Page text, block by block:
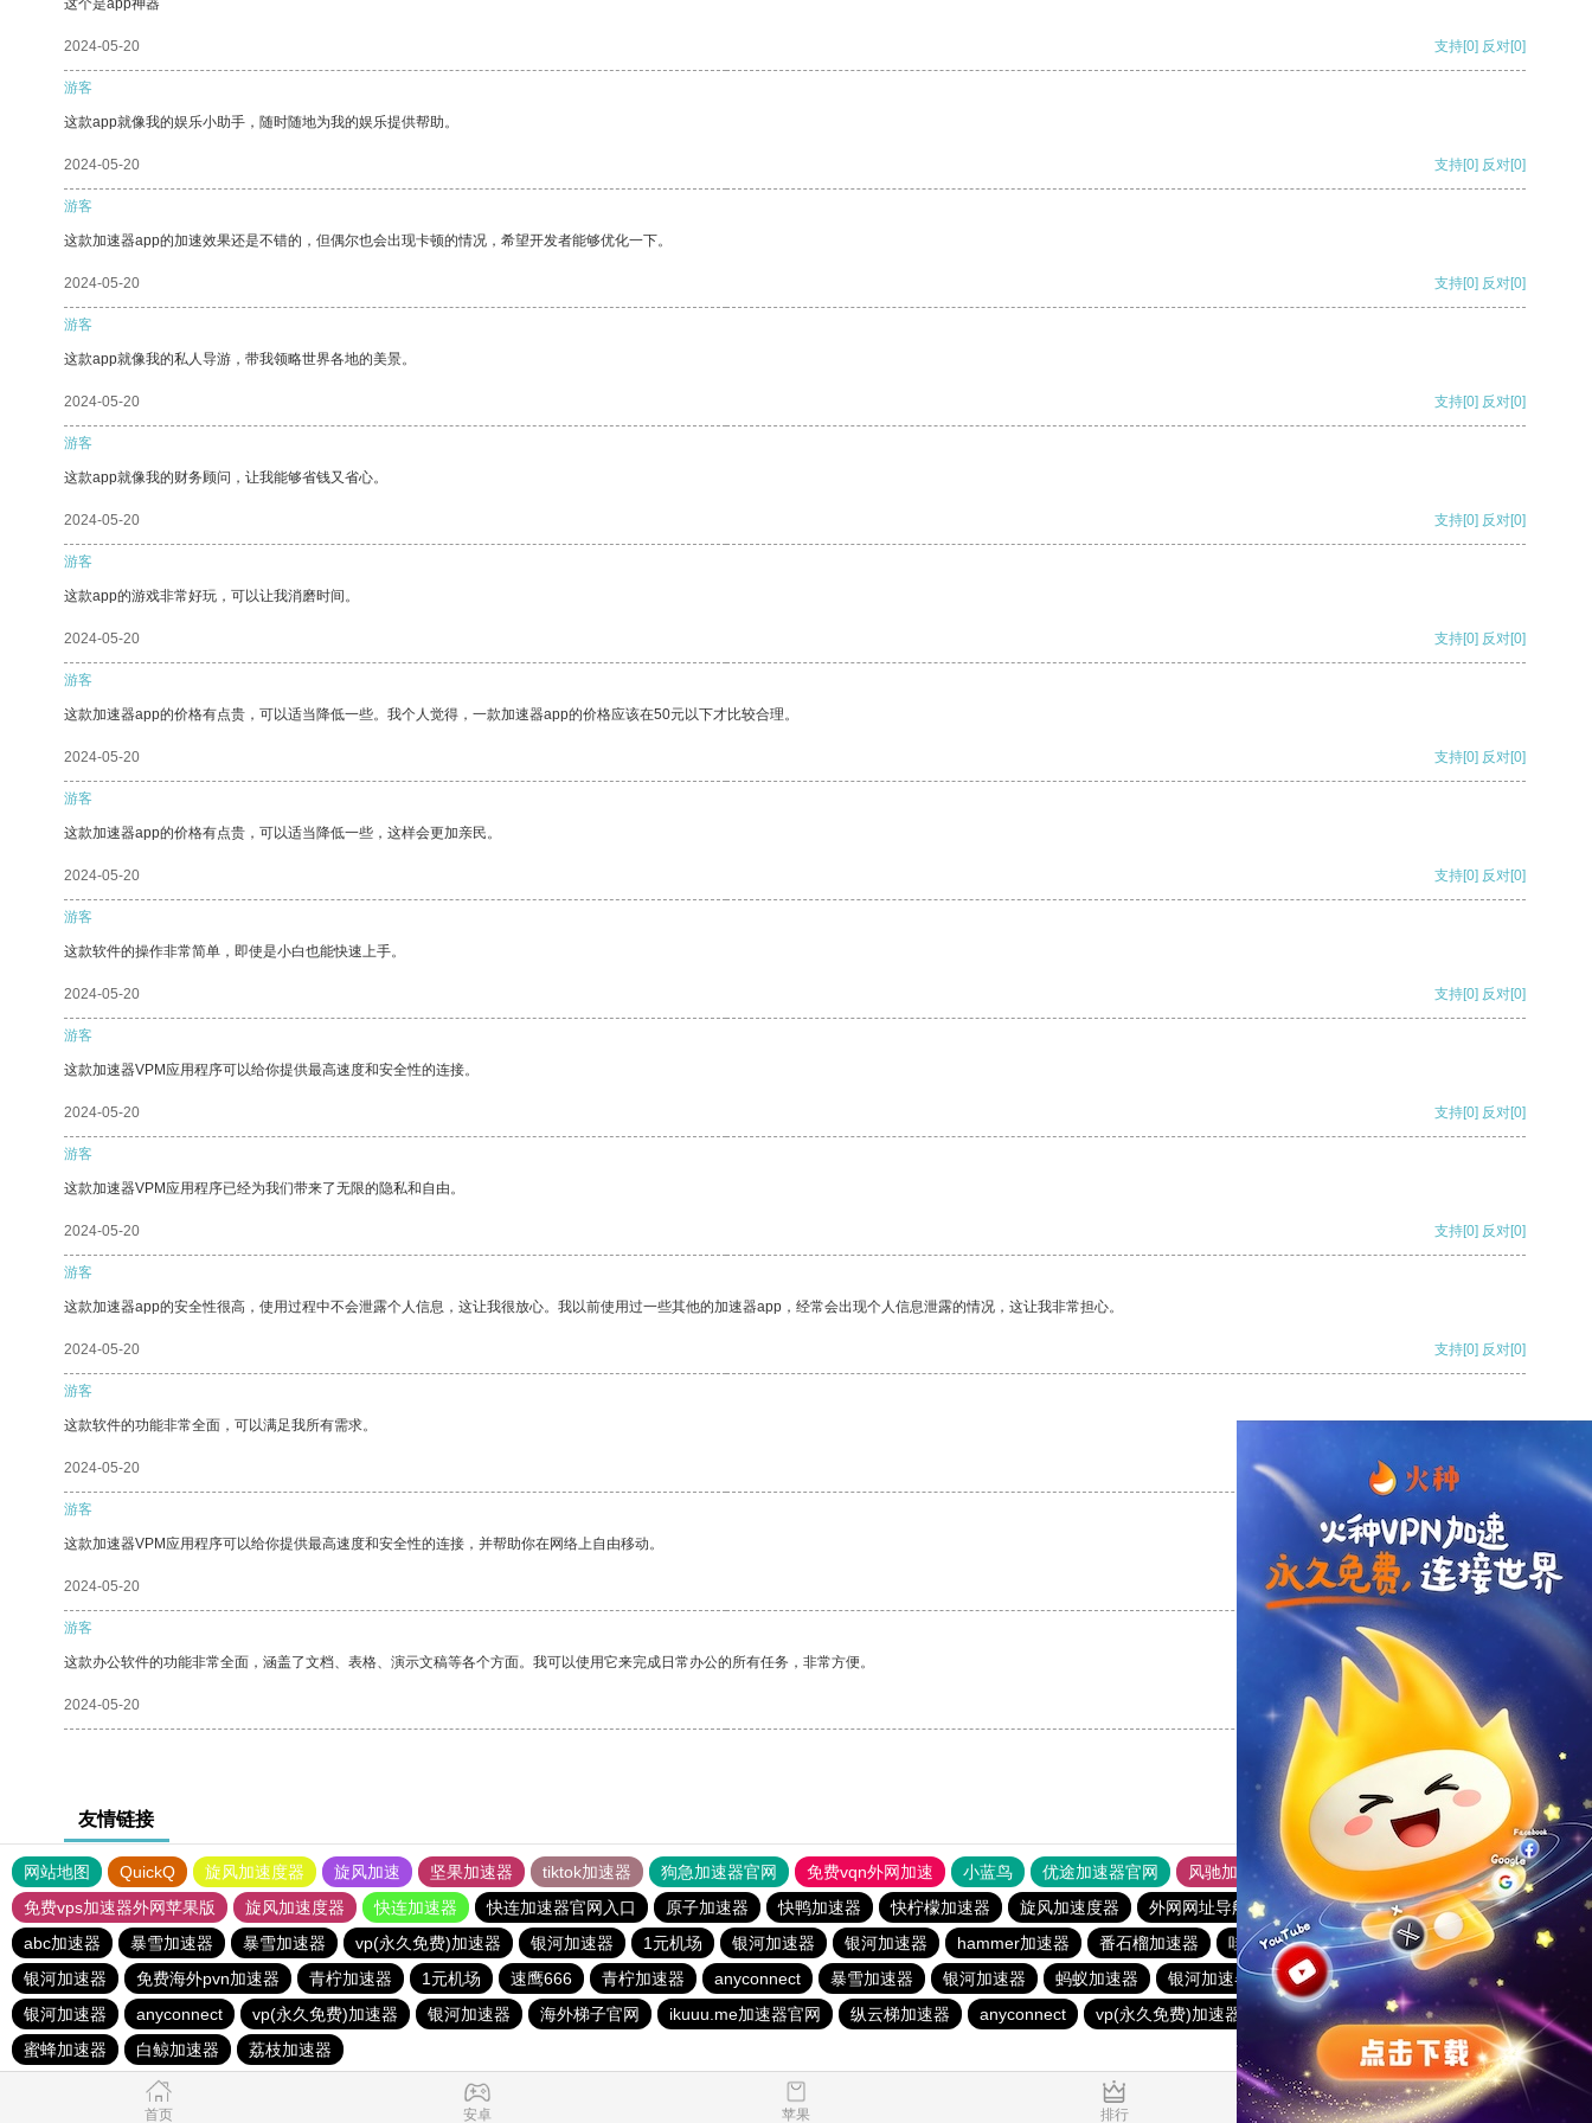
这个是app神器
2024-05-20 支持[0] 反对[0]
游客
这款app就像我的娱乐小助手，随时随地为我的娱乐提供帮助。
2024-05-20 支持[0] 反对[0]
游客
这款加速器app的加速效果还是不错的，但偶尔也会出现卡顿的情况，希望开发者能够优化一下。
2024-05-20 支持[0] 反对[0]
游客
这款app就像我的私人导游，带我领略世界各地的美景。
2024-05-20 支持[0] 反对[0]
游客
这款app就像我的财务顾问，让我能够省钱又省心。
2024-05-20 支持[0] 反对[0]
游客
这款app的游戏非常好玩，可以让我消磨时间。
2024-05-20 支持[0] 反对[0]
游客
这款加速器app的价格有点贵，可以适当降低一些。我个人觉得，一款加速器app的价格应该在50元以下才比较合理。
2024-05-20 支持[0] 反对[0]
游客
这款加速器app的价格有点贵，可以适当降低一些，这样会更加亲民。
2024-05-20 支持[0] 反对[0]
游客
这款软件的操作非常简单，即使是小白也能快速上手。
2024-05-20 支持[0] 反对[0]
游客
这款加速器VPM应用程序可以给你提供最高速度和安全性的连接。
2024-05-20 支持[0] 反对[0]
游客
这款加速器VPM应用程序已经为我们带来了无限的隐私和自由。
2024-05-20 支持[0] 反对[0]
游客
这款加速器app的安全性很高，使用过程中不会泄露个人信息，这让我很放心。我以前使用过一些其他的加速器app，经常会出现个人信息泄露的情况，这让我非常担心。
2024-05-20 支持[0] 反对[0]
游客
这款软件的功能非常全面，可以满足我所有需求。
2024-05-20 支持
游客
这款加速器VPM应用程序可以给你提供最高速度和安全性的连接，并帮助你在网络上自由移动。
2024-05-20 支持[0] 反对[0]
游客
这款办公软件的功能非常全面，涵盖了文档、表格、演示文稿等各个方面。我可以使用它来完成日常办公的所有任务，非常方便。
2024-05-20 支持[0] 反对[0]
友情链接
网站地图 QuickQ 旋风加速度器 旋风加速 坚果加速器 tiktok加速器 狗急加速器官网 免费vqn外网加速 小蓝鸟 优途加速器官网 风驰加速器
旋风加速器
免费vps加速器外网苹果版
旋风加速度器 快连加速器 快连加速器官网入口 原子加速器 快鸭加速器 快柠檬加速器 旋风加速度器 外网网址导航 软件中心
原子加速器
abc加速器
暴雪加速器 暴雪加速器 vp(永久免费)加速器 银河加速器 1元机场 银河加速器 银河加速器 hammer加速器 番石榴加速器 哇哇加速器 anyconnect
橘子加速器
银河加速器
免费海外pvn加速器 青柠加速器 1元机场 速鹰666 青柠加速器 anyconnect 暴雪加速器 银河加速器 蚂蚁加速器 银河加速器 海鸥加速器
veee加速器
银河加速器
anyconnect vp(永久免费)加速器 银河加速器 海外梯子官网 ikuuu.me加速器官网 纵云梯加速器 anyconnect vp(永久免费)加速器 暴雪加速器
银河加速器
蜜蜂加速器
白鲸加速器 荔枝加速器
首页 安卓 苹果 排行 推荐